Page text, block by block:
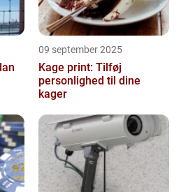
09 september 2025
Kage print: Tilføj
personlighed til dine
kager